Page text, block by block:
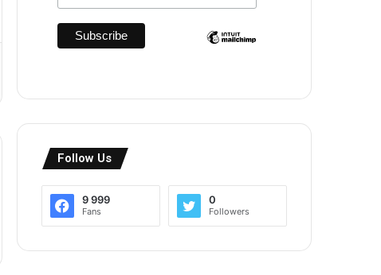
Follow Us
9 999
Fans
0
Followers